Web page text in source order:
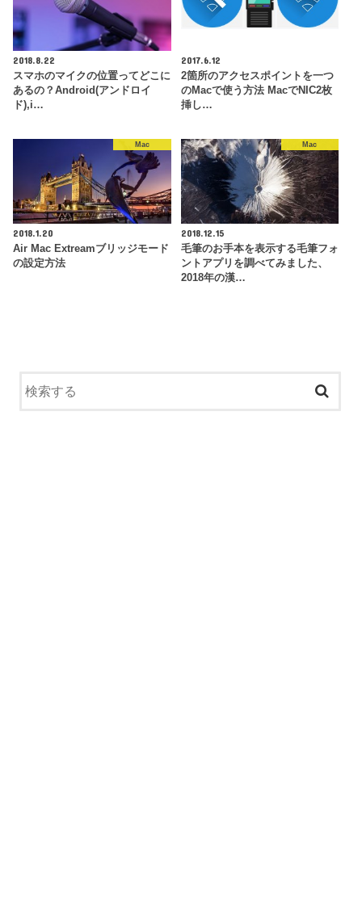
2018.8.22
スマホのマイクの位置ってどこに
あるの？Android(アンドロイ
ド),i…
2017.6.12
2箇所のアクセスポイントを一つ
のMacで使う方法 MacでNIC2枚
挿し…
Mac
2018.1.20
Air Mac Extreamブリッジモード
の設定方法
Mac
2018.12.15
毛筆のお手本を表示する毛筆フォ
ントアプリを調べてみました、
2018年の漢…